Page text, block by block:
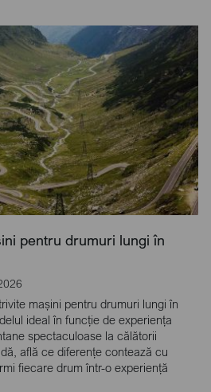
pentru drumuri lungi în
mașini pentru drumuri lungi în
ideal în funcție de experiența
spectaculoase la călătorii
află ce diferențe contează cu
fiecare drum într-o experiență